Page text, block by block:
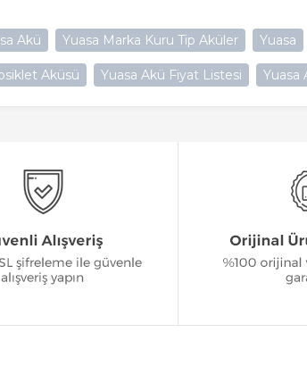
Akü Yuasa Marka Kuru Tip Aküler Yuasa
Aküsü Yuasa Akü Fiyat Listesi Yuasa